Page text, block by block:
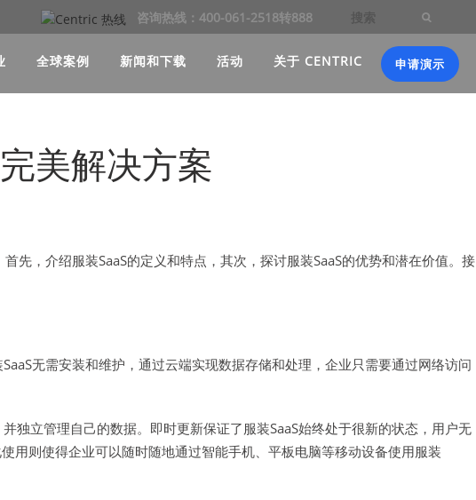
咨询热线：400-061-2518转888
全球案例 新闻和下载 活动 关于 CENTRIC 申请演示
美解决方案
先，介绍服装SaaS的定义和特点，其次，探讨服装SaaS的优势和潜在价值。接
无需安装和维护，通过云端实现数据存储和处理，企业只需要通过网络访问
独立管理自己的数据。即时更新保证了服装SaaS始终处于很新的状态，用户无
用则使得企业可以随时随地通过智能手机、平板电脑等移动设备使用服装